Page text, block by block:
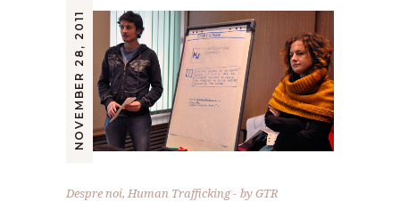
NOVEMBER 28, 2011
Despre noi, Human Trafficking byGTR